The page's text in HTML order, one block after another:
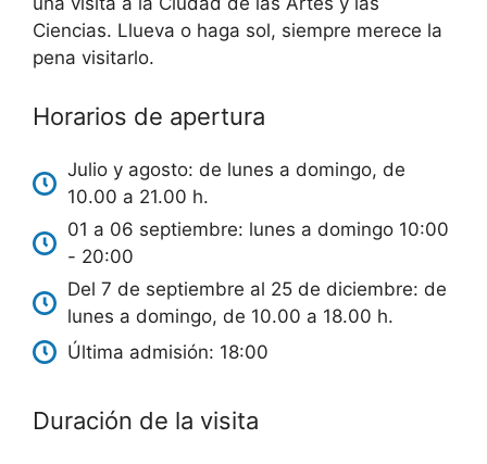
Ciencias. Llueva o haga sol, siempre merece la
pena visitarlo.
Horarios de apertura
Julio y agosto: de lunes a domingo, de
10.00 a 21.00 h.
01 a 06 septiembre: lunes a domingo 10:00
- 20:00
Del 7 de septiembre al 25 de diciembre: de
lunes a domingo, de 10.00 a 18.00 h.
Última admisión: 18:00
Duración de la visita